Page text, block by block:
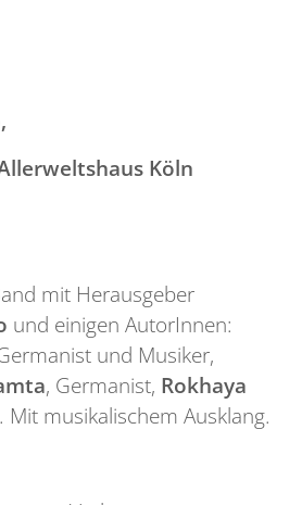
Köln
mit Herausgeber
und einigen AutorInnen:
und Musiker,
, Germanist, Rokhaya
Mit musikalischem Ausklang.